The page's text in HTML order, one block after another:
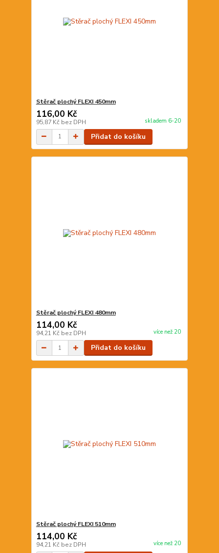
Stěrač plochý FLEXI 450mm
116,00 Kč
95,87 Kč bez DPH skladem 6-20
Přidat do košíku
Stěrač plochý FLEXI 480mm
114,00 Kč
94,21 Kč bez DPH více než 20
Přidat do košíku
Stěrač plochý FLEXI 510mm
114,00 Kč
94,21 Kč bez DPH více než 20